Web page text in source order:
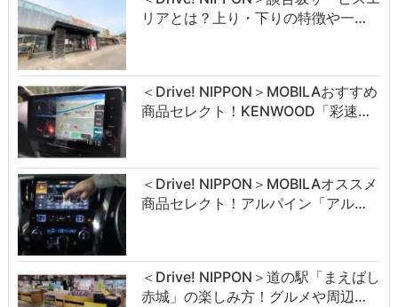
リアとは？上り・下りの特徴や一…
＜Drive! NIPPON＞MOBILAおすすめ
商品セレクト！KENWOOD「彩速…
＜Drive! NIPPON＞MOBILAオススメ
商品セレクト！アルパイン「アル…
＜Drive! NIPPON＞道の駅「まえばし
赤城」の楽しみ方！グルメや周辺…